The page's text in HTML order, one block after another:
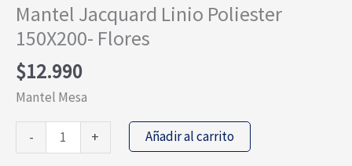
Mantel Jacquard Linio Poliester
150X200- Flores
$12.990
Mantel Mesa
-
Jacquard
+ Añadir al carrito